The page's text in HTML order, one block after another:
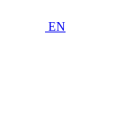
EN